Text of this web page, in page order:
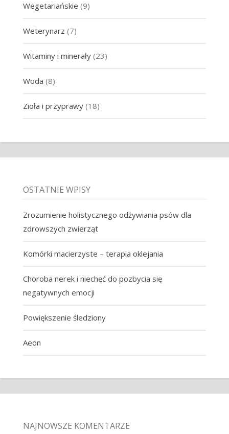
Wegetariańskie (9)
Weterynarz (7)
Witaminy i minerały(23)
Woda (8)
Zioła i przyprawy(18)
OSTATNIE WPISY
Zrozumienie holistycznego odżywiania psów dla
zdrowszych zwierząt
Komórki macierzyste – terapia oklejania
Choroba nerek i niechęć do pozbycia się
negatywnych emocji
Powiększenie śledziony
Aeon
NAJNOWSZE KOMENTARZE